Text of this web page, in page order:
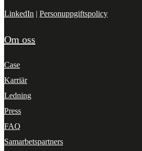
LinkedIn | Personuppgiftspolicy
Om oss
Case
Karriär
Ledning
Press
FAQ
Samarbetspartners